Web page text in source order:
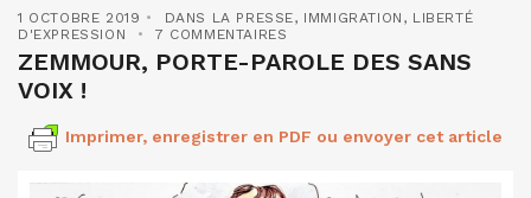
1 OCTOBRE 2019 DANS LA PRESSE, IMMIGRATION , LIBERTÉ
D'EXPRESSION
7 COMMENTAIRES
ZEMMOUR, PORTE-PAROLE DES SANS
VOIX !
Imprimer, enregistrer en PDF ou envoyer cet article